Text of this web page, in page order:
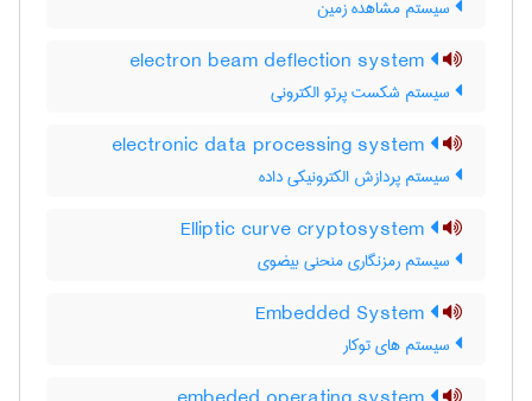
سیستم مشاهده زمین
سیستم شکست پرتو الکترونی
سیستم پردازش الکترونیکی داده
سیستم رمزنگاری منحنی بیضوی
سیستم های توکار